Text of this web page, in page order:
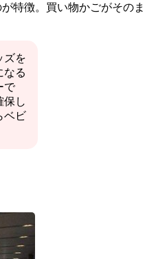
特徴。買い物かごがそのま
ズを
なる
で
保し
ベビ